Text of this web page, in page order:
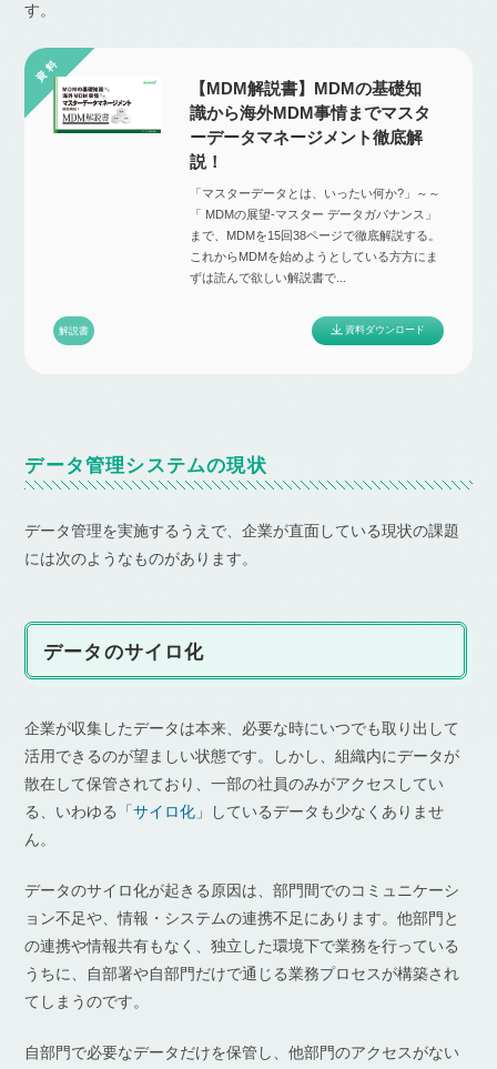
す。
【MDM解説書】MDMの基礎知
識から海外MDM事情までマスタ
ーデータマネージメント徹底解
説！
「マスターデータとは、いったい何か?」～～
「 MDMの展望-マスター データガバナンス」
まで、MDMを15回38ページで徹底解説する。
これからMDMを始めようとしている⽅方にま
ずは読んで欲しい解説書で...
解説書 資料ダウンロード
データ管理システムの現状
データ管理を実施するうえで、企業が直面している現状の課題
には次のようなものがあります。
データのサイロ化
企業が収集したデータは本来、必要な時にいつでも取り出して
活用できるのが望ましい状態です。しかし、組織内にデータが
散在して保管されており、一部の社員のみがアクセスしてい
る、いわゆる「サイロ化 」しているデータも少なくありませ
ん。
データのサイロ化が起きる原因は、部門間でのコミュニケーシ
ョン不足や、情報・システムの連携不足にあります。他部門と
の連携や情報共有もなく、独立した環境下で業務を行っている
うちに、自部署や自部門だけで通じる業務プロセスが構築され
てしまうのです。
自部門で必要なデータだけを保管し、他部門のアクセスがない